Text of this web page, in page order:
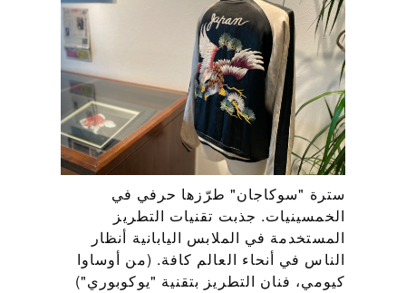
سترة "سوكاجان" طرّزها حرفي في
الخمسينيات. جذبت تقنيات التطريز
المستخدمة في الملابس اليابانية أنظار
الناس في أنحاء العالم كافة. (من أوساوا
كيومي، فنان التطريز بتقنية "يوكوبوري")